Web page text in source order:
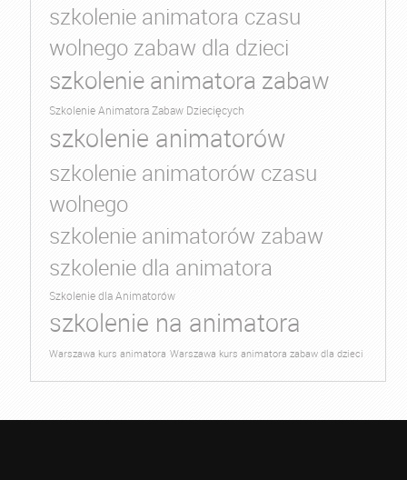
szkolenie animatora czasu
wolnego zabaw dla dzieci
szkolenie animatora zabaw
Szkolenie Animatora Zabaw Dziecięcych
szkolenie animatorów
szkolenie animatorów czasu
wolnego
szkolenie animatorów zabaw
szkolenie dla animatora
Szkolenie dla Animatorów
szkolenie na animatora
Warszawa kurs animatora Warszawa kurs animatora zabaw dla dzieci